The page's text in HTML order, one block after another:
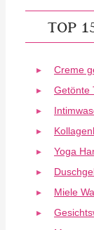
TOP
Creme
Getönte
Yoga
Miele